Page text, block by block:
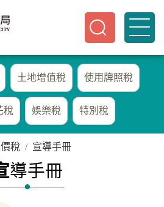
土地增值稅 使用牌照稅
稅 娛樂稅 特別稅
稅 宣導手冊
導手冊